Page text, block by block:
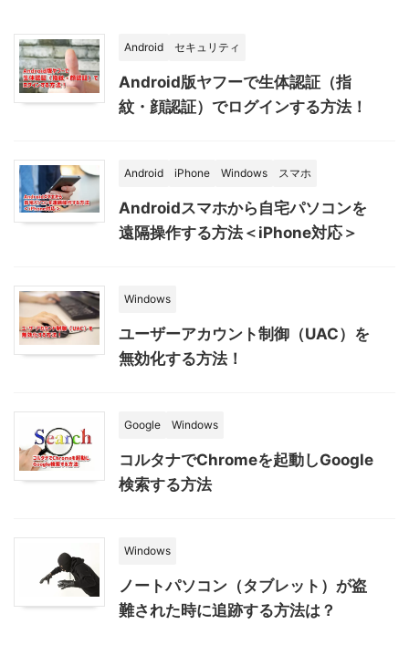
Android セキュリティ
Android版ヤフーで生体認証（指
紋・顔認証）でログインする方法！
Android iPhone Windows スマホ
Androidスマホから自宅パソコンを
遠隔操作する方法＜iPhone対応＞
Windows
ユーザーアカウント制御（UAC）を
無効化する方法！
Google Windows
コルタナでChromeを起動しGoogle
検索する方法
Windows
ノートパソコン（タブレット）が盗
難された時に追跡する方法は？